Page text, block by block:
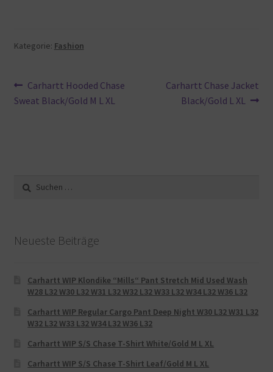
Kategorie: Fashion
Beitragsnavigation
Vorheriger
Beitrag:
Carhartt Hooded Chase
Sweat Black/Gold M L XL
Nächster
Beitrag:
Carhartt Chase Jacket
Black/Gold L XL
Suche
nach:
Neueste Beiträge
Carhartt WIP Klondike “Mills“ Pant Stretch Mid Used Wash
W28 L32 W30 L32 W31 L32 W32 L32 W33 L32 W34 L32 W36 L32
Carhartt WIP Regular Cargo Pant Deep Night W30 L32 W31 L32
W32 L32 W33 L32 W34 L32 W36 L32
Carhartt WIP S/S Chase T-Shirt White/Gold M L XL
Carhartt WIP S/S Chase T-Shirt Leaf/Gold M L XL